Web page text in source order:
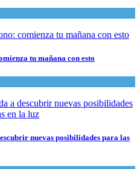
tu mañana con esto
nuevas posibilidades para las